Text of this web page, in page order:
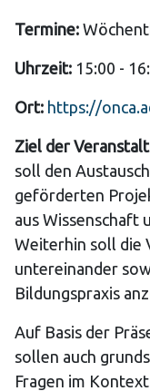
Termine:
Uhrzeit: 15:00 -
Ort: https://
Ziel der
soll den
geförderten
aus Wissenschaft
Weiterhin soll die
untereinander
Bildungspraxis
Auf Basis der
sollen auch
Fragen im